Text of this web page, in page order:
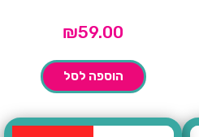
₪59.00
הוספה לסל